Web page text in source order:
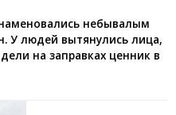
небывалым
У людей вытянулись лица,
на заправках ценник в